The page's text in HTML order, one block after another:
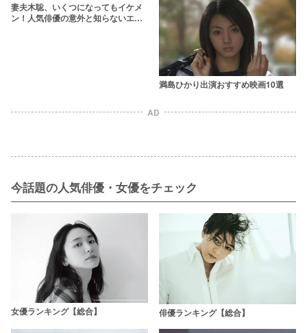
妻夫木聡、いくつになってもイケメ
ン！人気俳優の意外と知らないエピ
満島ひかり出演おすすめ映画10選
AD
今話題の人気俳優・女優をチェック
女優ランキング【総合】 俳優ランキング【総合】